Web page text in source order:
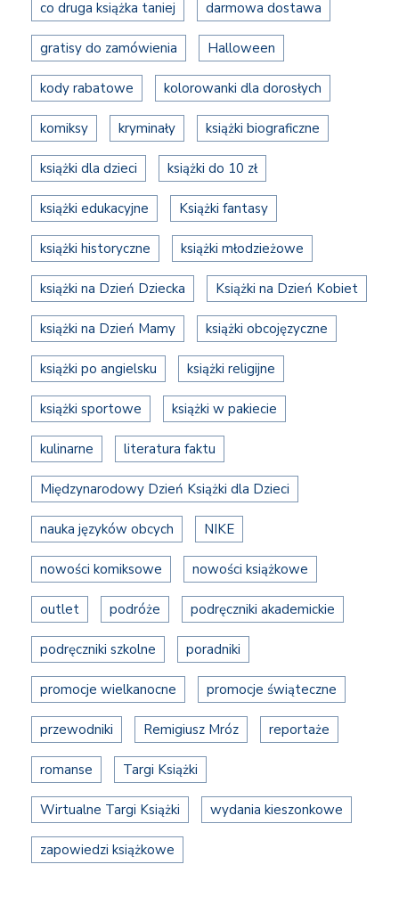
co druga książka taniej darmowa dostawa
gratisy do zamówienia Halloween
kody rabatowe kolorowanki dla dorosłych
komiksy kryminały książki biograficzne
książki dla dzieci książki do 10 zł
książki edukacyjne Książki fantasy
książki historyczne książki młodzieżowe
książki na Dzień Dziecka Książki na Dzień Kobiet
książki na Dzień Mamy książki obcojęzyczne
książki po angielsku książki religijne
książki sportowe książki w pakiecie
kulinarne literatura faktu
Międzynarodowy Dzień Książki dla Dzieci
nauka języków obcych NIKE
nowości komiksowe nowości książkowe
outlet podróże podręczniki akademickie
podręczniki szkolne poradniki
promocje wielkanocne promocje świąteczne
przewodniki Remigiusz Mróz reportaże
romanse Targi Książki
Wirtualne Targi Książki wydania kieszonkowe
zapowiedzi książkowe